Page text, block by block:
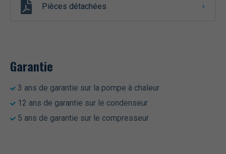
Pièces détachées
Garantie
3 ans de garantie sur la pompe à chaleur
12 ans de garantie sur le condenseur
5 ans de garantie sur le compresseur